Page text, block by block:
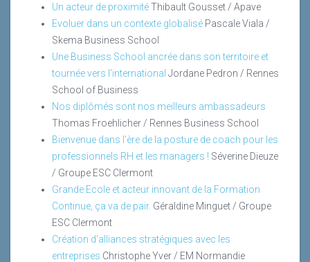
Un acteur de proximitéThibault Gousset / Apave
Evoluer dans un contexte globalisé Pascale Viala /
Skema Business School
Une Business School ancrée dans son territoire et
tournée vers l'international Jordane Pedron / Rennes
School of Business
Nos diplômés sont nos meilleurs ambassadeurs
Thomas Froehlicher / Rennes Business School
Bienvenue dans l'ère de la posture de coach pour les
professionnels RH et les managers ! Séverine Dieuze
/ Groupe ESC Clermont
Grande Ecole et acteur innovant de la Formation
Continue, ça va de pair. Géraldine Minguet / Groupe
ESC Clermont
Création d'alliances stratégiques avec les
entreprises Christophe Yver / EM Normandie